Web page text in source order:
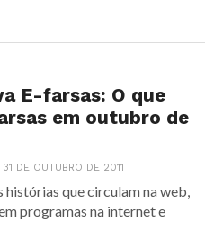
E-farsas: O que
em outubro de
31 DE OUTUBRO DE 2011
histórias que circulam na web,
programas na internet e